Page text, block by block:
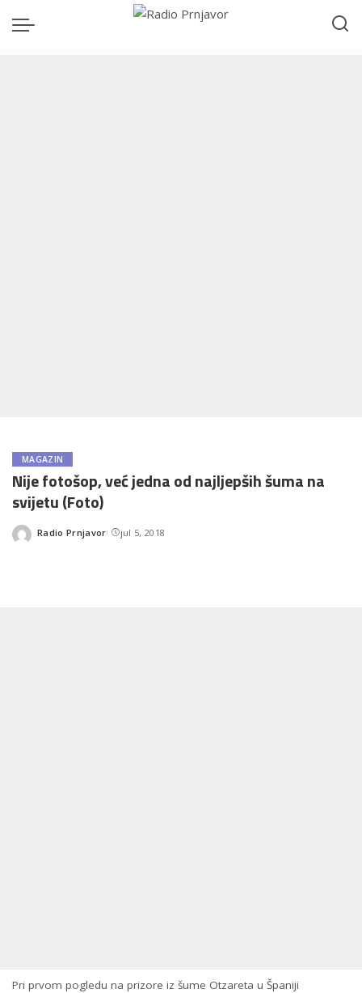
MAGAZIN
Nije fotošop, već jedna od najljepših šuma na
svijetu (Foto)
Posted
Radio Prnjavor jul 5, 2018
Pri prvom pogledu na prizore iz šume Otzareta u Španiji